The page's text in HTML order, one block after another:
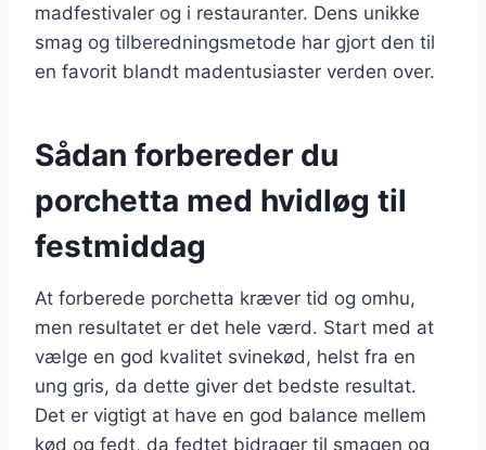
madfestivaler og i restauranter. Dens unikke
smag og tilberedningsmetode har gjort den til
en favorit blandt madentusiaster verden over.
Sådan forbereder du
porchetta med hvidløg til
festmiddag
At forberede porchetta kræver tid og omhu,
men resultatet er det hele værd. Start med at
vælge en god kvalitet svinekød, helst fra en
ung gris, da dette giver det bedste resultat.
Det er vigtigt at have en god balance mellem
kød og fedt, da fedtet bidrager til smagen og